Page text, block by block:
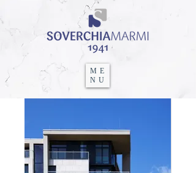
ME
NU